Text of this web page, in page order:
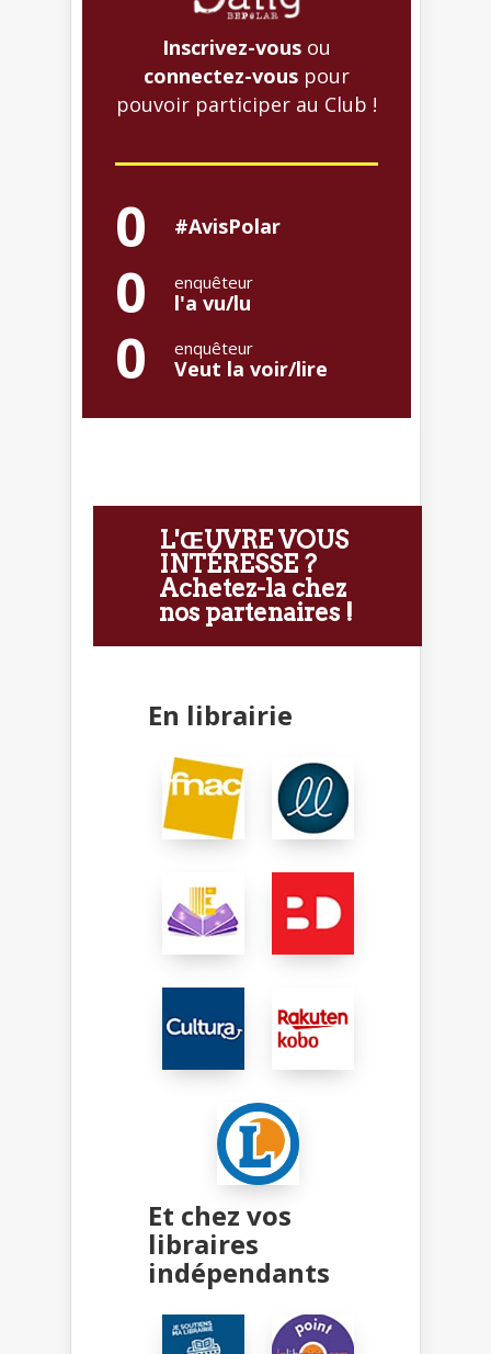
Inscrivez-vous ou
connectez-vous pour
pouvoir participer au Club !
0 #AvisPolar
0 enquêteur
l'a vu/lu
0 enquêteur
Veut la voir/lire
L'ŒUVRE VOUS
INTÉRESSE ?
Achetez-la chez
nos partenaires !
En librairie
Et chez vos
libraires
indépendants